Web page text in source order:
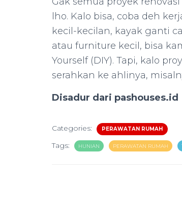
lho. Kalo bisa, coba deh
kecil-kecilan, kayak ganti
atau furniture kecil, bisa
Yourself (DIY). Tapi, kalo
serahkan ke ahlinya,
Disadur dari pashouses.id
Categories: PERAWATAN RUMAH
Tags: HUNIAN PERAWATAN RUMAH